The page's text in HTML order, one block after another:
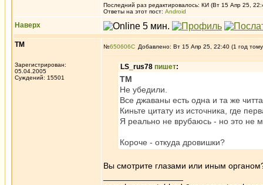
Последний раз редактировалось: КИ (Вт 15 Апр 25,
Ответы на этот пост: Android
Наверх
ТМ
Зарегистрирован:
05.04.2005
Суждений: 15501
№650606 Добавлено: Вт 15 Апр 25, 22:40 (1 год
LS_rus78 пишет:
ТМ
Не убедили.
Все джаваны есть одна и та же
Киньте цитату из источника, где
Я реально не врубаюсь - но это не
Короче - откуда дровишки?
Вы смотрите глазами или иным